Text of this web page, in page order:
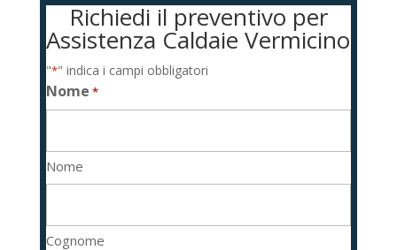
Richiedi il preventivo per
Assistenza Caldaie Vermicino
"*" indica i campi obbligatori
Nome *
Nome
Cognome